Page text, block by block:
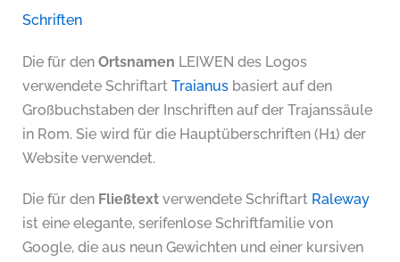
Schriften
Die für den Ortsnamen LEIWEN des Logos
verwendete Schriftart Traianus basiert auf den
Großbuchstaben der Inschriften auf der Trajanssäule
in Rom. Sie wird für die Hauptüberschriften (H1) der
Website verwendet.
Die für den Fließtext verwendete Schriftart Raleway
ist eine elegante, serifenlose Schriftfamilie von
Google, die aus neun Gewichten und einer kursiven